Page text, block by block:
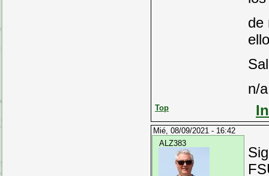
de
ello
n/a
Top
Mié, 08/09/2021 - 16:42
ALZ383